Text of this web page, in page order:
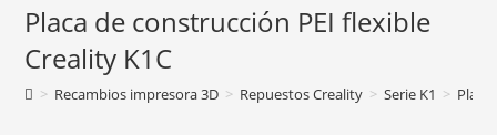
Placa de construcción PEI flexible
Creality K1C
> Recambios impresora 3D > Repuestos Creality > Serie K1 >